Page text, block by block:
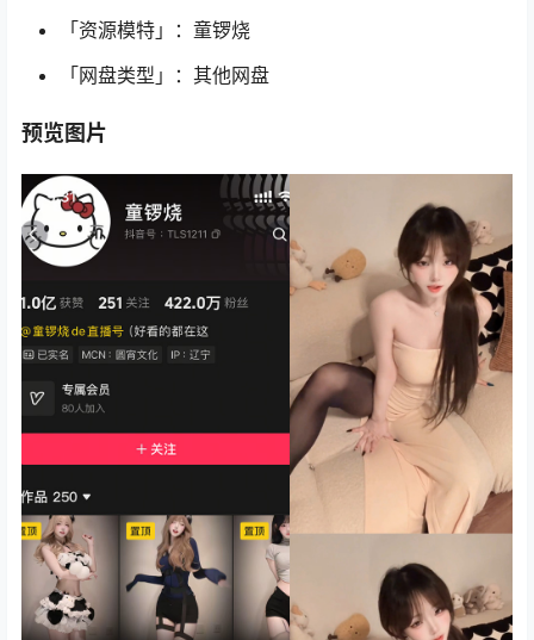
「资源模特」：童锣烧
「网盘类型」：其他网盘
预览图片